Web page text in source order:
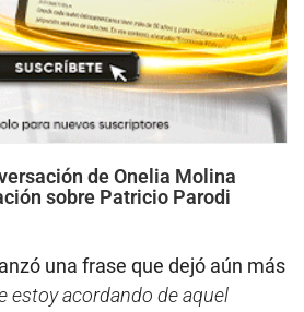
de Onelia Molina
sobre Patricio Parodi
una frase que dejó aún más
estoy acordando de aquel